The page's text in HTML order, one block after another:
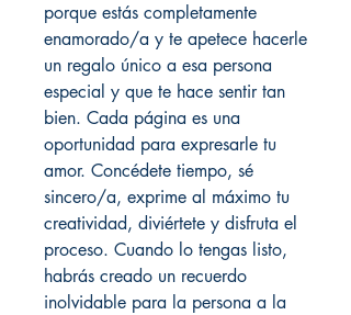
porque estás completamente
enamorado/a y te apetece hacerle
un regalo único a esa persona
especial y que te hace sentir tan
bien. Cada página es una
oportunidad para expresarle tu
amor. Concédete tiempo, sé
sincero/a, exprime al máximo tu
creatividad, diviértete y disfruta el
proceso. Cuando lo tengas listo,
habrás creado un recuerdo
inolvidable para la persona a la